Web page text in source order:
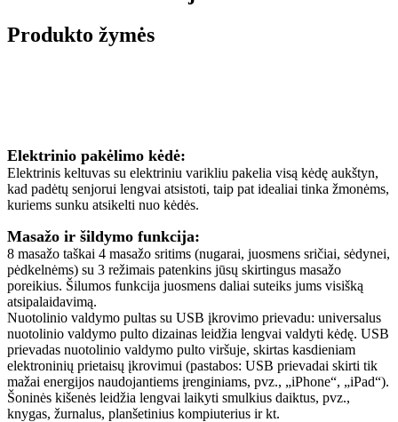
Produkto žymės
Elektrinio pakėlimo kėdė:
Elektrinis keltuvas su elektriniu varikliu pakelia visą kėdę aukštyn,
kad padėtų senjorui lengvai atsistoti, taip pat idealiai tinka žmonėms,
kuriems sunku atsikelti nuo kėdės.
Masažo ir šildymo funkcija:
8 masažo taškai 4 masažo sritims (nugarai, juosmens sričiai, sėdynei,
pėdkelnėms) su 3 režimais patenkins jūsų skirtingus masažo
poreikius. Šilumos funkcija juosmens daliai suteiks jums visišką
atsipalaidavimą.
Nuotolinio valdymo pultas su USB įkrovimo prievadu: universalus
nuotolinio valdymo pulto dizainas leidžia lengvai valdyti kėdę. USB
prievadas nuotolinio valdymo pulto viršuje, skirtas kasdieniam
elektroninių prietaisų įkrovimui (pastabos: USB prievadai skirti tik
mažai energijos naudojantiems įrenginiams, pvz., „iPhone“, „iPad“).
Šoninės kišenės leidžia lengvai laikyti smulkius daiktus, pvz.,
knygas, žurnalus, planšetinius kompiuterius ir kt.